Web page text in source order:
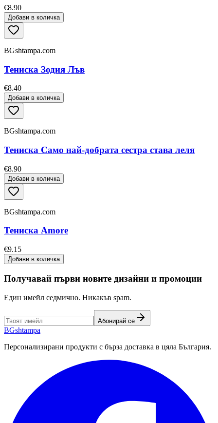
€8.90
Добави в количка
BGshtampa.com
Тениска Зодия Лъв
€8.40
Добави в количка
BGshtampa.com
Тениска Само най-добрата сестра става леля
€8.90
Добави в количка
BGshtampa.com
Тениска Amore
€9.15
Добави в количка
Получавай първи новите дизайни и промоции
Един имейл седмично. Никакъв spam.
Абонирай се
BGshtampa
Персонализирани продукти с бърза доставка в цяла България.